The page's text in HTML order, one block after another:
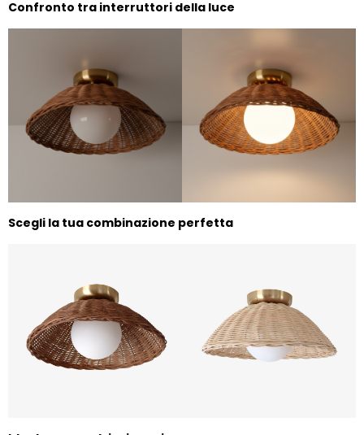
Confronto tra interruttori della luce
Scegli la tua combinazione perfetta